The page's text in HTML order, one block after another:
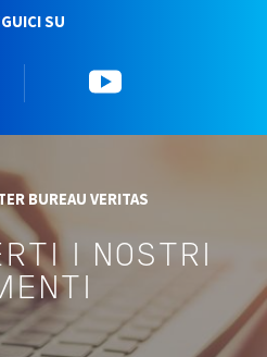
SU
BUREAU VERITAS
I NOSTRI